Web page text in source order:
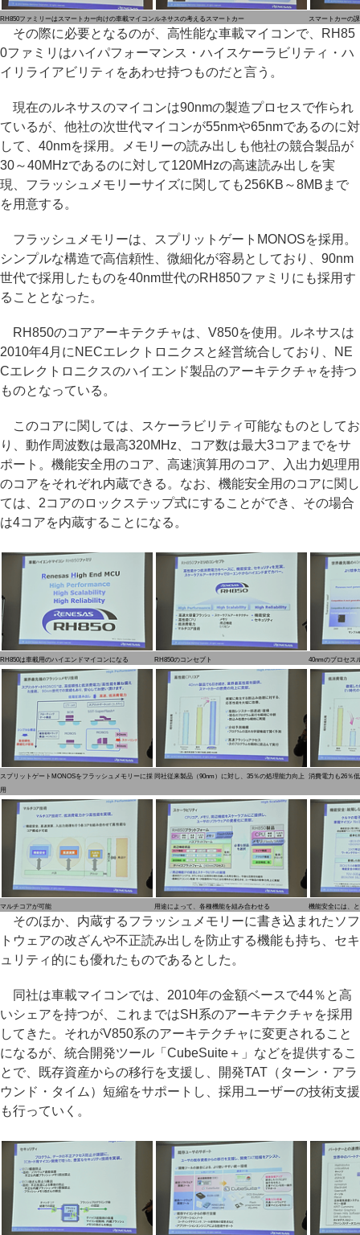
RH850ファミリーはスマートカー向けの車載マイコンルネサスの考えるスマートカー スマートカーの
その際に必要となるのが、高性能な車載マイコンで、RH85
0ファミリはハイパフォーマンス・ハイスケーラビリティ・ハ
イリライアビリティをあわせ持つものだと言う。
現在のルネサスのマイコンは90nmの製造プロセスで作られ
ているが、他社の次世代マイコンが55nmや65nmであるのに対
して、40nmを採用。メモリーの読み出しも他社の競合製品が
30～40MHzであるのに対して120MHzの高速読み出しを実
現、フラッシュメモリーサイズに関しても256KB～8MBまで
を用意する。
フラッシュメモリーは、スプリットゲートMONOSを採用。
シンプルな構造で高信頼性、微細化が容易としており、90nm
世代で採用したものを40nm世代のRH850ファミリにも採用す
ることとなった。
RH850のコアアーキテクチャは、V850を使用。ルネサスは
2010年4月にNECエレクトロニクスと経営統合しており、NE
Cエレクトロニクスのハイエンド製品のアーキテクチャを持つ
ものとなっている。
このコアに関しては、スケーラビリティ可能なものとしてお
り、動作周波数は最高320MHz、コア数は最大3コアまでをサ
ポート。機能安全用のコア、高速演算用のコア、入出力処理用
のコアをそれぞれ内蔵できる。なお、機能安全用のコアに関し
ては、2コアのロックステップ式にすることができ、その場合
は4コアを内蔵することになる。
RH850は車載用のハイエンドマイコンになる RH850のコンセプト 40nmのプロセス
スプリットゲートMONOSをフラッシュメモリーに採
用
同社従来製品（90nm）に対し、35％の処理能力向上 消費電力も26％
マルチコアが可能 用途によって、各種機能を組み合わせる 機能安全には、
そのほか、内蔵するフラッシュメモリーに書き込まれたソフ
トウェアの改ざんや不正読み出しを防止する機能も持ち、セキ
ュリティ的にも優れたものであるとした。
同社は車載マイコンでは、2010年の金額ベースで44％と高
いシェアを持つが、これまではSH系のアーキテクチャを採用
してきた。それがV850系のアーキテクチャに変更されること
になるが、統合開発ツール「CubeSuite＋」などを提供するこ
とで、既存資産からの移行を支援し、開発TAT（ターン・アラ
ウンド・タイム）短縮をサポートし、採用ユーザーの技術支援
も行っていく。